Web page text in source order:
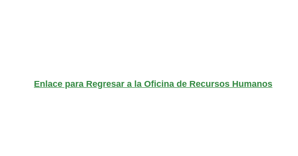
Enlace para Regresar a la Oficina de Recursos Humanos